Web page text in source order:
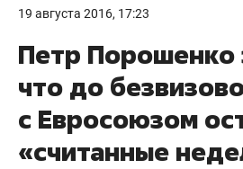
19 августа 2016, 17:23
Петр Порошенко
что до
с Евросоюзом
«считанные